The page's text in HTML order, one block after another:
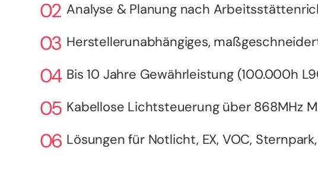
Analyse & Planung nach
Herstellerunabhängiges,
Bis 10 Jahre Gewährleistung (100.000h
Kabellose Lichtsteuerung über 868MHz
Lösungen für Notlicht, EX, VOC,